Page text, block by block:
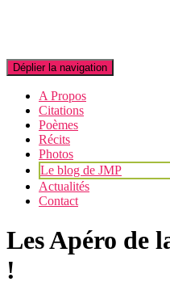
Déplier la navigation
A Propos
Citations
Poèmes
Récits
Photos
Le blog de JMP
Actualités
Contact
Les Apéro de
!